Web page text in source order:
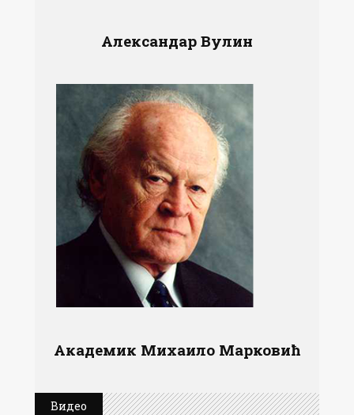
Александар Вулин
Академик Михаило Марковић
Видео